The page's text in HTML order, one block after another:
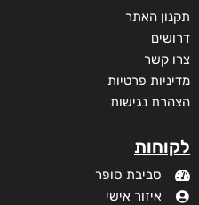
תקנון האתר
דרושים
צרו קשר
מדיניות פרטיות
הצהרת נגישות
לקוחות
סביבת סופר
איזור אישי